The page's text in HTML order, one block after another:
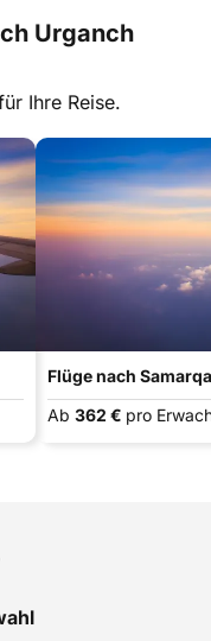
Urganch
Ihre Reise.
Flüge nach
Ab 362 € pro